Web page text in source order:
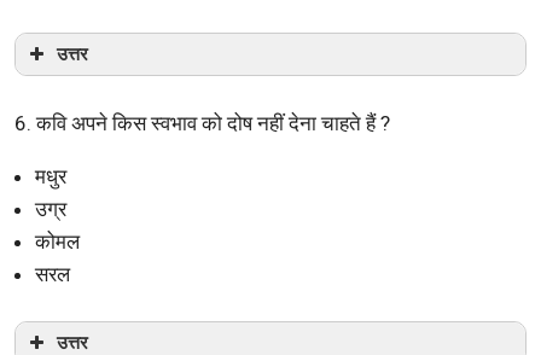
उत्तर
6. कवि अपने किस स्वभाव को दोष नहीं देना चाहते हैं ?
मधुर
उग्र
कोमल
सरल
उत्तर